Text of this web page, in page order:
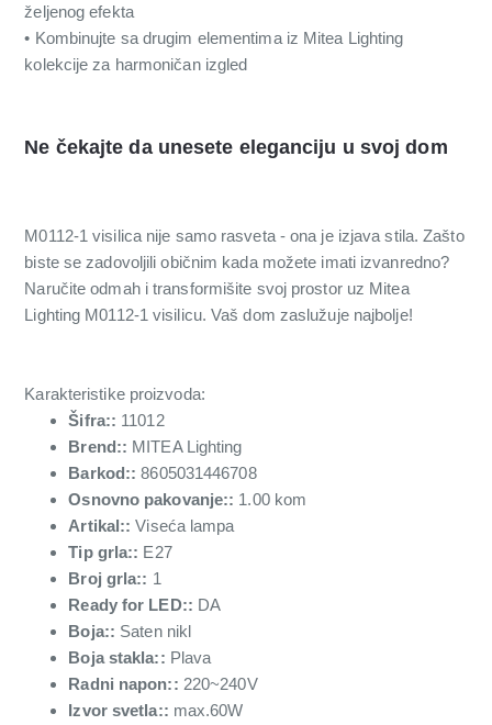
željenog efekta
• Kombinujte sa drugim elementima iz Mitea Lighting
kolekcije za harmoničan izgled
Ne čekajte da unesete eleganciju u svoj dom
M0112-1 visilica nije samo rasveta - ona je izjava stila. Zašto
biste se zadovoljili običnim kada možete imati izvanredno?
Naručite odmah i transformišite svoj prostor uz Mitea
Lighting M0112-1 visilicu. Vaš dom zaslužuje najbolje!
Karakteristike proizvoda:
Šifra:: 11012
Brend:: MITEA Lighting
Barkod:: 8605031446708
Osnovno pakovanje:: 1.00 kom
Artikal:: Viseća lampa
Tip grla:: E27
Broj grla:: 1
Ready for LED:: DA
Boja:: Saten nikl
Boja stakla:: Plava
Radni napon:: 220~240V
Izvor svetla:: max.60W